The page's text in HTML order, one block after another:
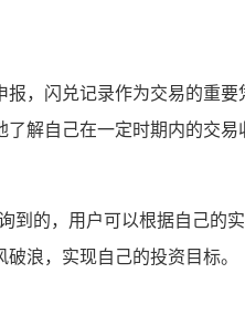
，闪兑记录作为交易的重
解自己在一定时期内的交
的，用户可以根据自己
浪，实现自己的投资目标。